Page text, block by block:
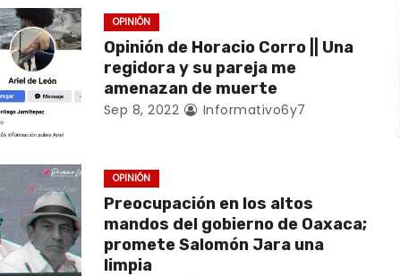
OPINIÓN
Opinión de Horacio Corro || Una
regidora y su pareja me
amenazan de muerte
Sep 8, 2022 Informativo6y7
OPINIÓN
Preocupación en los altos
mandos del gobierno de Oaxaca;
promete Salomón Jara una
limpia